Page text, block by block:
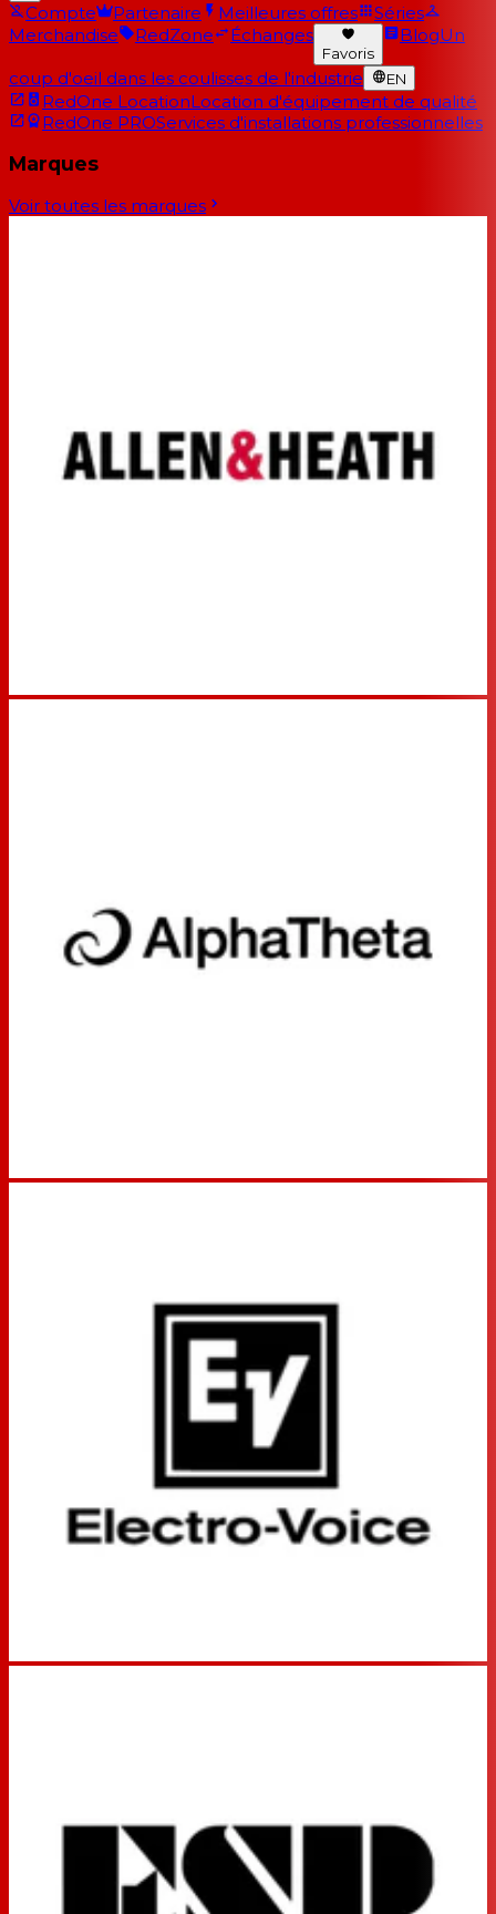
Compte Partenaire Meilleures offres
Séries
Merchandise
RedZone Échanges
Favoris
BlogUn
coup d'oeil dans les coulisses de l'industrie EN
RedOne LocationLocation d'équipement de qualité
RedOne PROServices d'installations professionnelles
Marques
Voir toutes les marques